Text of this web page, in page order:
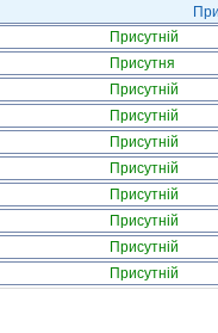
Присутній
Присутня
Присутній
Присутній
Присутній
Присутній
Присутній
Присутній
Присутній
Присутній